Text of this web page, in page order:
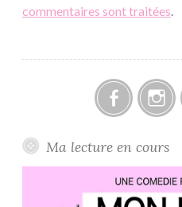
commentaires sont traitées.
Ma lecture en cours